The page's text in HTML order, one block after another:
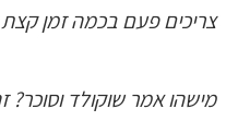
צריכים פעם בכמה זמן
מישהו אמר שוקולד וסוכר?